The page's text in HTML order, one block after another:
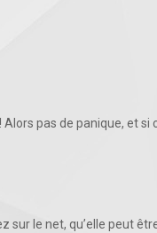
pas de panique, et
sur le net, qu’elle peut